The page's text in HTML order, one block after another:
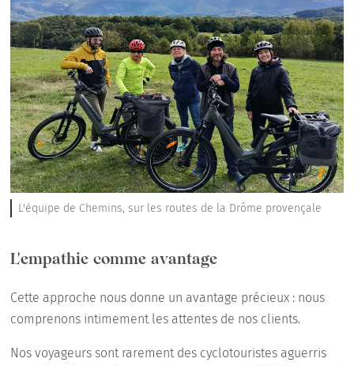
L'équipe de Chemins, sur les routes de la Drôme provençale
L'empathie comme avantage
Cette approche nous donne un avantage précieux : nous
comprenons intimement les attentes de nos clients.
Nos voyageurs sont rarement des cyclotouristes aguerris